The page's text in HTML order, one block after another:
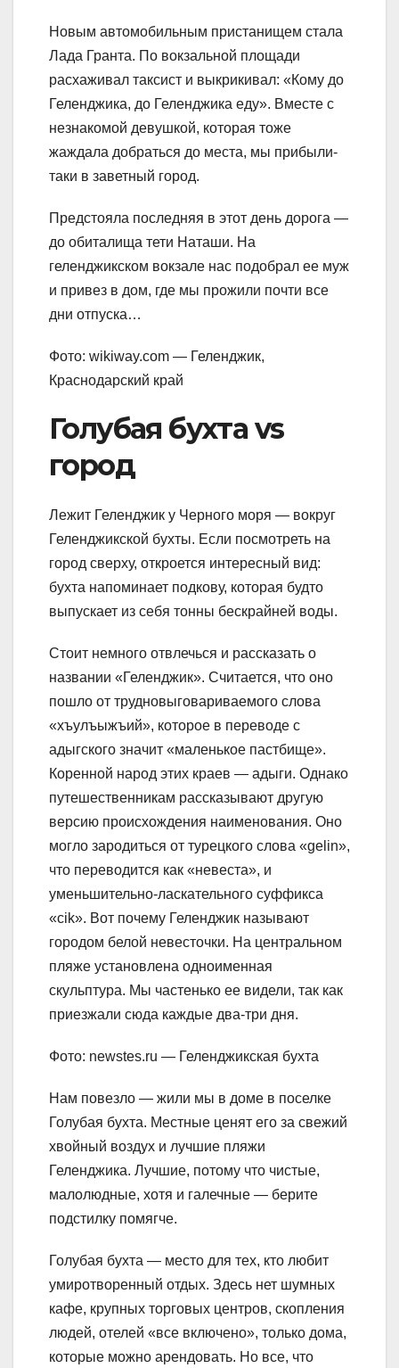
Новым автомобильным пристанищем стала
Лада Гранта. По вокзальной площади
расхаживал таксист и выкрикивал: «Кому до
Геленджика, до Геленджика еду». Вместе с
незнакомой девушкой, которая тоже
жаждала добраться до места, мы прибыли-
таки в заветный город.
Предстояла последняя в этот день дорога —
до обиталища тети Наташи. На
геленджикском вокзале нас подобрал ее муж
и привез в дом, где мы прожили почти все
дни отпуска…
Фото: wikiway.com — Геленджик,
Краснодарский край
Голубая бухта vs
город
Лежит Геленджик у Черного моря — вокруг
Геленджикской бухты. Если посмотреть на
город сверху, откроется интересный вид:
бухта напоминает подкову, которая будто
выпускает из себя тонны бескрайней воды.
Стоит немного отвлечься и рассказать о
названии «Геленджик». Считается, что оно
пошло от трудновыговариваемого слова
«хъулъыжъий», которое в переводе с
адыгского значит «маленькое пастбище».
Коренной народ этих краев — адыги. Однако
путешественникам рассказывают другую
версию происхождения наименования. Оно
могло зародиться от турецкого слова «gelin»,
что переводится как «невеста», и
уменьшительно-ласкательного суффикса
«cik». Вот почему Геленджик называют
городом белой невесточки. На центральном
пляже установлена одноименная
скульптура. Мы частенько ее видели, так как
приезжали сюда каждые два-три дня.
Фото: newstes.ru — Геленджикская бухта
Нам повезло — жили мы в доме в поселке
Голубая бухта. Местные ценят его за свежий
хвойный воздух и лучшие пляжи
Геленджика. Лучшие, потому что чистые,
малолюдные, хотя и галечные — берите
подстилку помягче.
Голубая бухта — место для тех, кто любит
умиротворенный отдых. Здесь нет шумных
кафе, крупных торговых центров, скопления
людей, отелей «все включено», только дома,
которые можно арендовать. Но все, что